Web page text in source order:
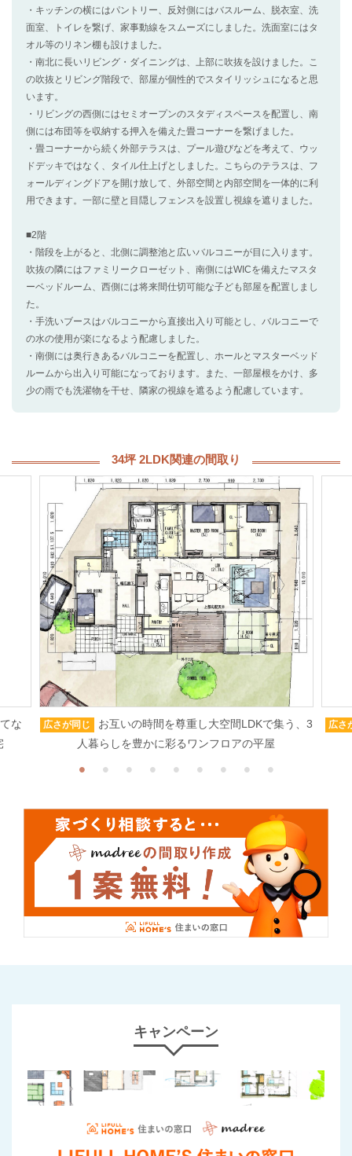
・キッチンの横にはパントリー、反対側にはバスルーム、脱衣室、洗
面室、トイレを繋げ、家事動線をスムーズにしました。洗面室にはタ
オル等のリネン棚も設けました。
・南北に長いリビング・ダイニングは、上部に吹抜を設けました。こ
の吹抜とリビング階段で、部屋が個性的でスタイリッシュになると思
います。
・リビングの西側にはセミオープンのスタディスペースを配置し、南
側には布団等を収納する押入を備えた畳コーナーを繋げました。
・畳コーナーから続く外部テラスは、プール遊びなどを考えて、ウッ
ドデッキではなく、タイル仕上げとしました。こちらのテラスは、フ
ォールディングドアを開け放して、外部空間と内部空間を一体的に利
用できます。一部に壁と目隠しフェンスを設置し視線を遮りました。
■2階
・階段を上がると、北側に調整池と広いバルコニーが目に入ります。
吹抜の隣にはファミリークローゼット、南側にはWICを備えたマスタ
ーベッドルーム、西側には将来間仕切可能な子ども部屋を配置しまし
た。
・手洗いブースはバルコニーから直接出入り可能とし、バルコニーで
の水の使用が楽になるよう配慮しました。
・南側には奥行きあるバルコニーを配置し、ホールとマスターベッド
ルームから出入り可能になっております。また、一部屋根をかけ、多
少の雨でも洗濯物を干せ、隣家の視線を遮るよう配慮しています。
34坪 2LDK関連の間取り
な
広さが同じ
お互いの時間を尊重し大空間LDKで集う、3
人暮らしを豊かに彩るワンフロアの平屋
広さ
キャンペーン